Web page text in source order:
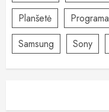
Planšetė
Programa
Samsung
Sony